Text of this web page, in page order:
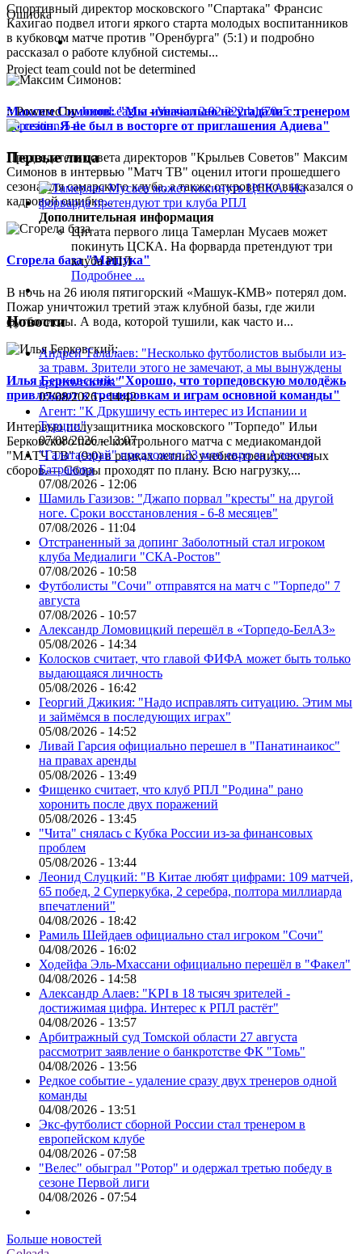
Спортивный директор московского "Спартака" Франсис
Кахигао подвел итоги яркого старта молодых воспитанников
в кубковом матче против "Оренбурга" (5:1) и подробно
рассказал о работе клубной системы...
Максим Симонов: "Мы изначально не угадали с тренером
на сезон. Я не был в восторге от приглашения Адиева"
Председатель совета директоров "Крыльев Советов" Максим
Симонов в интервью "Матч ТВ" оценил итоги прошедшего
сезона для самарского клуба, а также откровенно высказался о
кадровой ошибке...
Сгорела база "Машука"
В ночь на 26 июля пятигорский «Машук-КМВ» потерял дом.
Пожар уничтожил третий этаж клубной базы, где жили
футболисты. А вода, которой тушили, как часто и...
Илья Берковский: "Хорошо, что торпедовскую молодёжь
привлекают к тренировкам и играм основной команды"
Интервью полузащитника московского "Торпедо" Ильи
Берковского после контрольного матча с медиакомандой
"МАТЧ ТВ" (9:0) в рамках летних учебно-тренировочных
сборов.— Сборы проходят по плану. Всю нагрузку,...
Ошибка
Project team could not be determined
:: Powered byJoomLeague-Version 2.92.222.b1f70a5::
Первые лица
Дополнительная информация
Цитата первого лица Тамерлан Мусаев может
покинуть ЦСКА. На форварда претендуют три
клуба РПЛ
Подробнее ...
Новости
Андрей Талалаев: "Несколько футболистов выбыли из-
за травм. Зрители этого не замечают, а мы вынуждены
кроить состав"
07/08/2026 - 14:42
Агент: "К Дркушичу есть интерес из Испании и
Турции"
07/08/2026 - 13:07
"Галатасарай" предложил 33 млн евро за Алексея
Батракова
07/08/2026 - 12:06
Шамиль Газизов: "Джапо порвал "кресты" на другой
ноге. Сроки восстановления - 6-8 месяцев"
07/08/2026 - 11:04
Отстраненный за допинг Заболотный стал игроком
клуба Медиалиги "СКА-Ростов"
07/08/2026 - 10:58
Футболисты "Сочи" отправятся на матч с "Торпедо" 7
августа
07/08/2026 - 10:57
Александр Ломовицкий перешёл в «Торпедо-БелАЗ»
05/08/2026 - 14:34
Колосков считает, что главой ФИФА может быть только
выдающаяся личность
05/08/2026 - 16:42
Георгий Джикия: "Надо исправлять ситуацию. Этим мы
и займёмся в последующих играх"
05/08/2026 - 14:52
Ливай Гарсия официально перешел в "Панатинаикос"
на правах аренды
05/08/2026 - 13:49
Фищенко считает, что клуб РПЛ "Родина" рано
хоронить после двух поражений
05/08/2026 - 13:45
"Чита" снялась с Кубка России из-за финансовых
проблем
05/08/2026 - 13:44
Леонид Слуцкий: "В Китае любят цифрами: 109 матчей,
65 побед, 2 Суперкубка, 2 серебра, полтора миллиарда
впечатлений"
04/08/2026 - 18:42
Рамиль Шейдаев официально стал игроком "Сочи"
04/08/2026 - 16:02
Ходейфа Эль-Мхассани официально перешёл в "Факел"
04/08/2026 - 14:58
Александр Алаев: "KPI в 18 тысяч зрителей -
достижимая цифра. Интерес к РПЛ растёт"
04/08/2026 - 13:57
Арбитражный суд Томской области 27 августа
рассмотрит заявление о банкротстве ФК "Томь"
04/08/2026 - 13:56
Редкое событие - удаление сразу двух тренеров одной
команды
04/08/2026 - 13:51
Экс-футболист сборной России стал тренером в
европейском клубе
04/08/2026 - 07:58
"Велес" обыграл "Ротор" и одержал третью победу в
сезоне Первой лиги
04/08/2026 - 07:54
Больше новостей